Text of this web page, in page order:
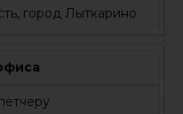
город Лыткарино